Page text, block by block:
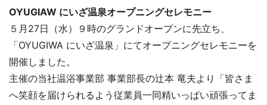
OYUGIAW にいざ温泉オープニングセレモニー
５月27日（水）９時のグランドオープンに先立ち、
「OYUGIWA にいざ温泉」にてオープニングセレモニーを
開催しました。
主催の当社温浴事業部 事業部長の辻本 竜夫より「皆さま
へ笑顔を届けられるよう従業員一同精いっぱい頑張ってま